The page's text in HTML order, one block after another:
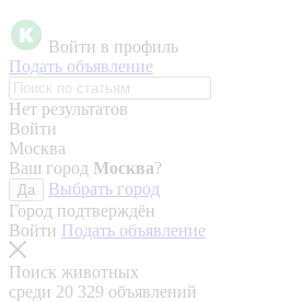
Войти в профиль
Подать объявление
Нет результатов
Войти
Москва
Ваш город Москва?
Да
Выбрать город
Город подтверждён
Войти Подать объявление
Поиск животных
среди 20 329 объявлений